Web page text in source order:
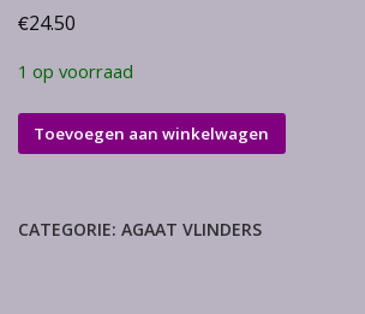
€24.50
1 op voorraad
Agaat
vlinder
Toevoegen aan winkelwagen
CATEGORIE: AGAAT VLINDERS